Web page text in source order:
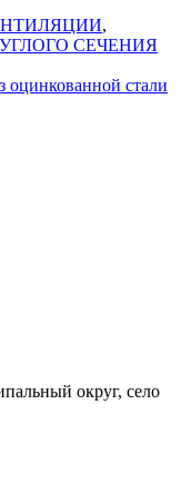
,
СЕЧЕНИЯ
оцинкованной стали
округ, село